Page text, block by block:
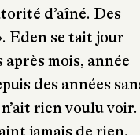
d’aîné. Des
Eden se tait jour
après mois, année
des années
rien voulu voir.
jamais de rien,